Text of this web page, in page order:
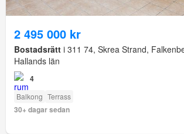
2 495 000 kr
Bostadsrätt i 311 74, Skrea Strand,
Hallands län
4
Balkong Terrass
30+ dagar sedan